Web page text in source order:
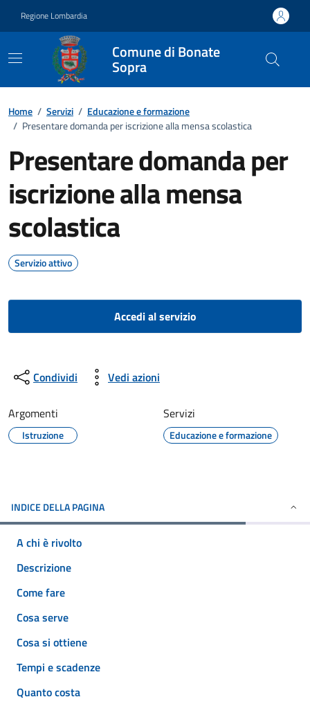
Regione Lombardia
Comune di Bonate
Sopra
Home / Servizi / Educazione e formazione
/ Presentare domanda per iscrizione alla mensa scolastica
Presentare domanda per
iscrizione alla mensa
scolastica
Servizio attivo
Accedi al servizio
Condividi Vedi azioni
Argomenti
Istruzione
Servizi
Educazione e formazione
INDICE DELLA PAGINA
A chi è rivolto
Descrizione
Come fare
Cosa serve
Cosa si ottiene
Tempi e scadenze
Quanto costa